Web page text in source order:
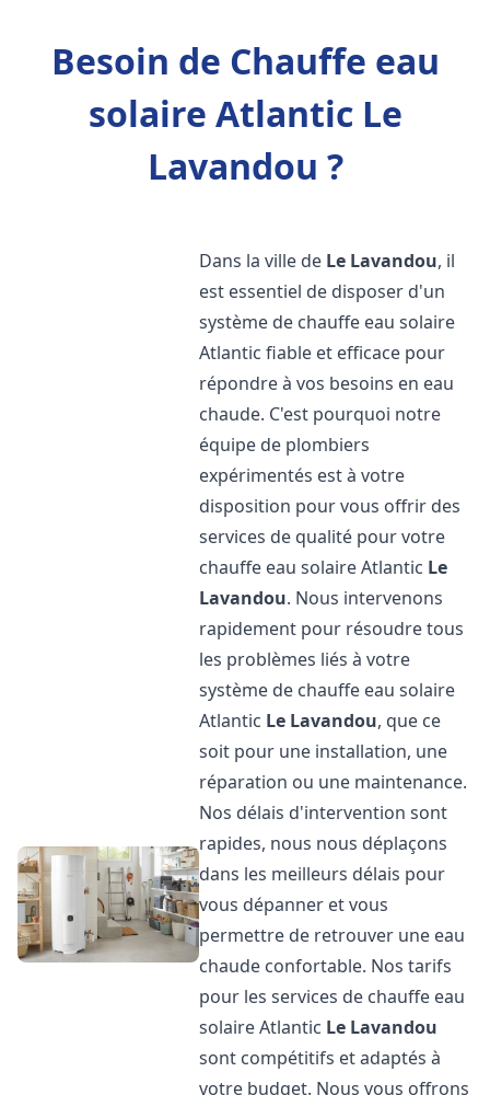
Besoin de Chauffe eau
solaire Atlantic Le
Lavandou ?
Dans la ville de Le Lavandou, il
est essentiel de disposer d'un
système de chauffe eau solaire
Atlantic fiable et efficace pour
répondre à vos besoins en eau
chaude. C'est pourquoi notre
équipe de plombiers
expérimentés est à votre
disposition pour vous offrir des
services de qualité pour votre
chauffe eau solaire Atlantic Le
Lavandou. Nous intervenons
rapidement pour résoudre tous
les problèmes liés à votre
système de chauffe eau solaire
Atlantic Le Lavandou, que ce
soit pour une installation, une
réparation ou une maintenance.
Nos délais d'intervention sont
rapides, nous nous déplaçons
dans les meilleurs délais pour
vous dépanner et vous
permettre de retrouver une eau
chaude confortable. Nos tarifs
pour les services de chauffe eau
solaire Atlantic Le Lavandou
sont compétitifs et adaptés à
votre budget. Nous vous offrons